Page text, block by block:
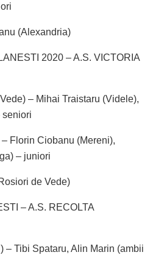
(Alexandria)
2020 – A.S. VICTORIA
– Mihai Traistaru (Videle),
seniori
Florin Ciobanu (Mereni),
– juniori
de Vede)
– A.S. RECOLTA
– Tibi Spataru, Alin Marin (ambii